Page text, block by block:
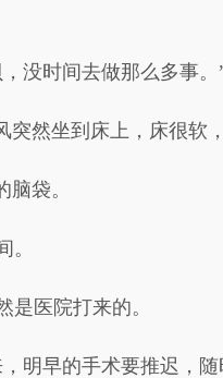
没时间去做那么多事
然坐到床上，床很软
袋。
。
医院打来的。
明早的手术要推迟，